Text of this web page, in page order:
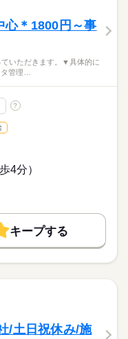
心＊1800円～事
ていただきます。▼具体的に
管理…
?
4分）
女性
タ管理
てからのファイリン
キープする
/土日祝休み/施